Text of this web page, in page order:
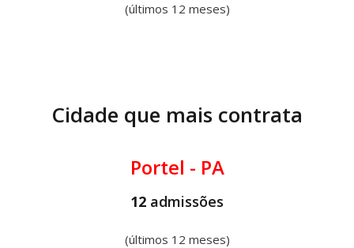
(últimos 12 meses)
Cidade que mais contrata
Portel - PA
12 admissões
(últimos 12 meses)